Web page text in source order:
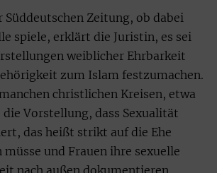
Süddeutschen Zeitung, ob dabei
spiele, erklärt die Juristin, es sei
weiblicher Ehrbarkeit
zum Islam festzumachen.
christlichen Kreisen, etwa
die Vorstellung, dass Sexualität
das heißt strikt auf die Ehe
und Frauen ihre sexuelle
nach außen dokumentieren